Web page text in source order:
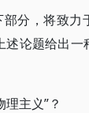
分，将致力
述论题给出一
主义”？